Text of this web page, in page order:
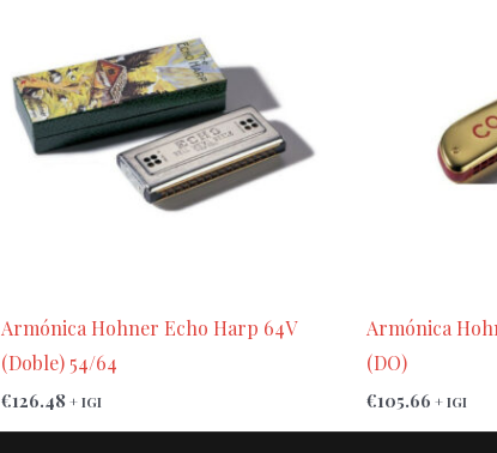
Armónica Hohner Echo Harp 64V
(Doble) 54/64
€126.48 + IGI
Armónica
(DO)
€105.66 + IGI